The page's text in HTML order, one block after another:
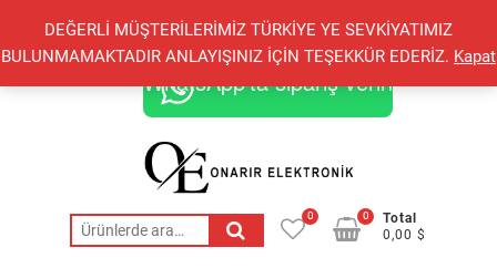
DEĞERLİ MÜŞTERİLERİMİZ TÜRKİYE YE SEVKİYATIMIZ
BULUNMAMAKTADIR ANLAYIŞINIZ İÇİN TEŞEKKÜR EDERİZ. Kapat
content
+90 548 821 78 85 +90 548 855 25 53
onarirelektronik@gmail.com
WhatsApp'ta sipariş verin
Ara:
0
Total
0,00 $
0